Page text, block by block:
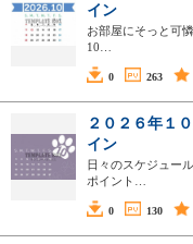
イン
お部屋にそっと可
10…
0 263
２０２６年１
イン
日々のスケジュー
ポイント…
0 130